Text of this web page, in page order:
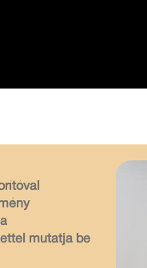
mutatja be